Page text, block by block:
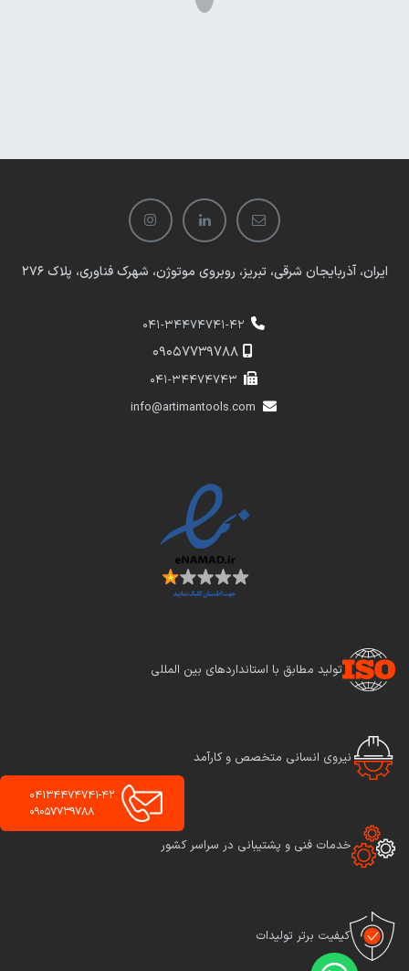
ایران، آذربایجان شرقی، تبریز، روبروی موتوژن، شهرک فناوری، پلاک 276
041-34474741-42
​​09057739788
041-34474743
info@artimantools.com
04134474741-42
09057739788
تولید مطابق با استانداردهای بین المللی
نیروی انسانی متخصص و کارآمد
خدمات فنی و پشتیبانی در سراسر کشور
کیفیت برتر تولیدات